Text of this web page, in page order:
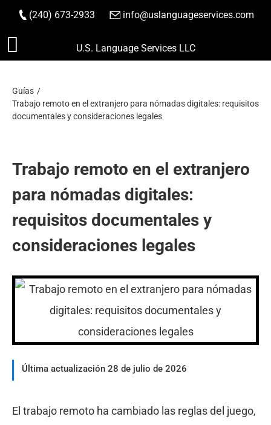
Saltar
(240) 673-2933 info@uslanguageservices.com
HACER PEDIDO
U.S. Language Services LLC
Guías
Trabajo remoto en el extranjero para nómadas digitales: requisitos
documentales y consideraciones legales
Trabajo remoto en el extranjero
para nómadas digitales:
requisitos documentales y
consideraciones legales
Última actualización 28 de julio de 2026
El trabajo remoto ha cambiado las reglas del juego,